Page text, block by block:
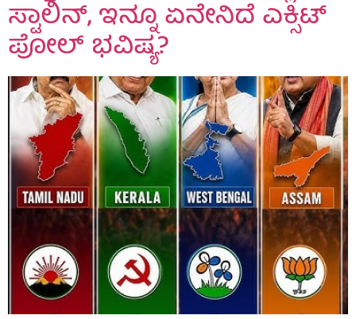
ಸ್ಟಾಲಿನ್, ಇನ್ನೂ ಏನೇನಿದೆ ಎಕ್ಸಿಟ್
ಪೋಲ್ ಭವಿಷ್ಯ?